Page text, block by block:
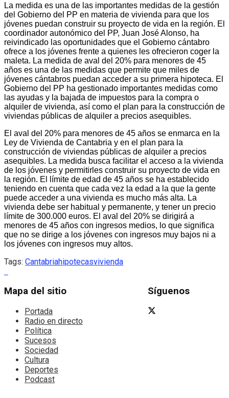
La medida es una de las importantes medidas de la gestión
del Gobierno del PP en materia de vivienda para que los
jóvenes puedan construir su proyecto de vida en la región. El
coordinador autonómico del PP, Juan José Alonso, ha
reivindicado las oportunidades que el Gobierno cántabro
ofrece a los jóvenes frente a quienes les ofrecieron coger la
maleta. La medida de aval del 20% para menores de 45
años es una de las medidas que permite que miles de
jóvenes cántabros puedan acceder a su primera hipoteca. El
Gobierno del PP ha gestionado importantes medidas como
las ayudas y la bajada de impuestos para la compra o
alquiler de vivienda, así como el plan para la construcción de
viviendas públicas de alquiler a precios asequibles.
El aval del 20% para menores de 45 años se enmarca en la
Ley de Vivienda de Cantabria y en el plan para la
construcción de viviendas públicas de alquiler a precios
asequibles. La medida busca facilitar el acceso a la vivienda
de los jóvenes y permitirles construir su proyecto de vida en
la región. El límite de edad de 45 años se ha establecido
teniendo en cuenta que cada vez la edad a la que la gente
puede acceder a una vivienda es mucho más alta. La
vivienda debe ser habitual y permanente, y tener un precio
límite de 300.000 euros. El aval del 20% se dirigirá a
menores de 45 años con ingresos medios, lo que significa
que no se dirige a los jóvenes con ingresos muy bajos ni a
los jóvenes con ingresos muy altos.
Tags: Cantabriahipotecasvivienda
Mapa del sitio
Portada
Radio en directo
Política
Sucesos
Sociedad
Cultura
Deportes
Podcast
Síguenos